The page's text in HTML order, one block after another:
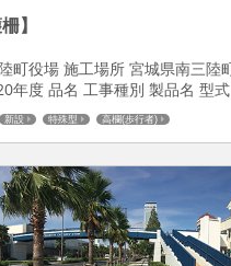
】
町役場 施工場所 宮城県南三陸
年度 品名 工事種別 製品名 型
新設 特殊型 高欄(歩行者)